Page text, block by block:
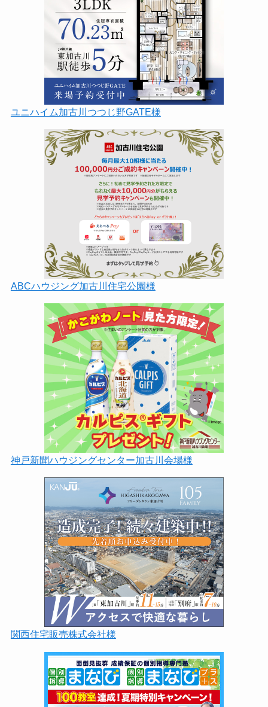
ユニハイム加古川つつじ野GATE様
ABCハウジング加古川住宅公園様
神戸新聞ハウジングセンター加古川会場様
関西住宅販売株式会社様